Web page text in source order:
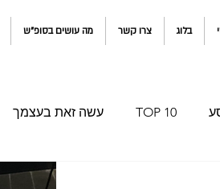
בלוג צרו קשר מה עושים בסופ"ש
TOP 10 עשה זאת בעצמך
איחוד האמירויות